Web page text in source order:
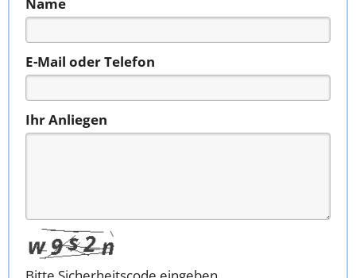
E-Mail oder Telefon
Ihr Anliegen